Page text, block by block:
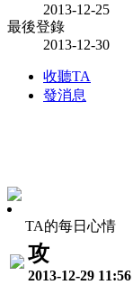
2013-12-25
最後登錄
2013-12-30
收聽TA
發消息
TA的每日心情
攻
2013-12-29 11:56